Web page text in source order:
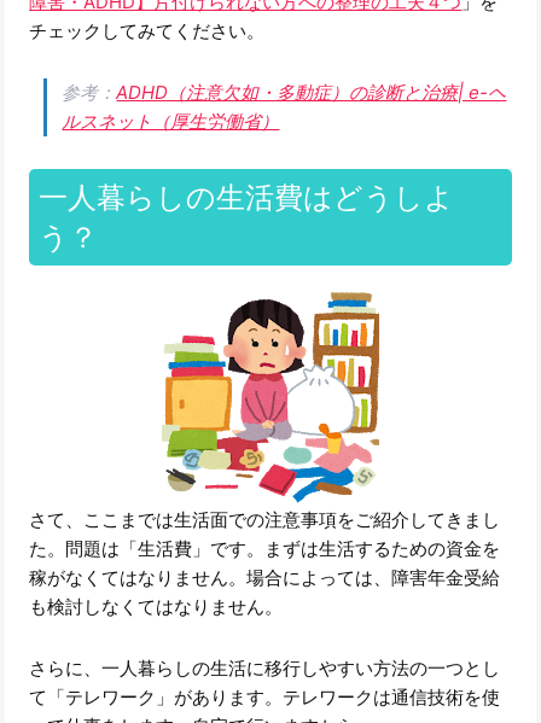
チェックしてみてください。
参考：ADHD（注意欠如・多動症）の診断と治療| e-ヘ
ルスネット（厚生労働省）
一人暮らしの生活費はどうしよ
う？
さて、ここまでは生活面での注意事項をご紹介してきまし
た。問題は「生活費」です。まずは生活するための資金を
稼がなくてはなりません。場合によっては、障害年金受給
も検討しなくてはなりません。
さらに、一人暮らしの生活に移行しやすい方法の一つとし
て「テレワーク」があります。テレワークは通信技術を使